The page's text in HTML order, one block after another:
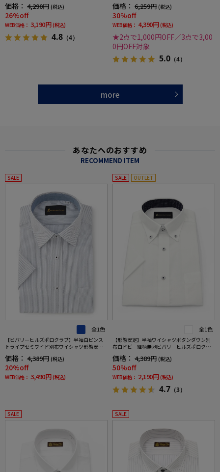
価格： 4,290円 (税込)
26%off
WEB価格： 3,190円 (税込)
4.8 （4）
価格： 6,259円 (税込)
30%off
WEB価格： 4,390円 (税込)
★2点で1,000円OFF／3点で3,00
0円OFF対象
5.0 （4）
more
あなたへのおすすめ
RECOMMEND ITEM
SALE
全1色
【ビバリーヒルズポロクラブ】半袖白ピンス
トライプセミワイド別布ワイシャツ形態安定
価格： 4,389円 (税込)
20%off
WEB価格： 3,490円 (税込)
SALE OUTLET
全1色
【形態安定】半袖ワイシャツボタンダウン別
布白ドビー織柄無地ビバリーヒルズポロクラ
価格： 4,389円 (税込)
50%off
WEB価格： 2,190円 (税込)
4.7 （3）
SALE SALE